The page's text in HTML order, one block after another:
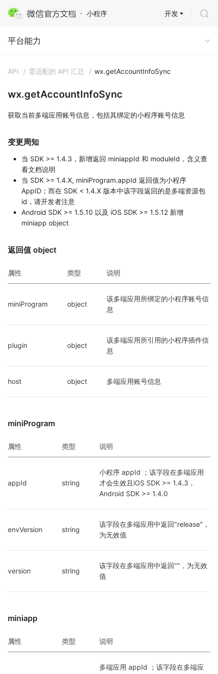
小程序
平台能力 · 多端能力
开发
平台能力
API / 需适配的 API 汇总 / wx.getAccountInfoSync
wx.getAccountInfoSync
获取当前多端应用账号信息，包括其绑定的小程序账号信息
变更周知
当 SDK >= 1.4.3，新增返回 miniappId 和 moduleId，含义查
看文档说明
当 SDK >= 1.4.X, miniProgram.appId 返回值为小程序
AppID；而在 SDK < 1.4.X 版本中该字段返回的是多端资源包
id，请开发者注意
Android SDK >= 1.5.10 以及 iOS SDK >= 1.5.12 新增
miniapp object
返回值 object
属性 类型 说明
miniProgram object
该多端应用所绑定的小程序账号信
息
plugin object
该多端应用所引用的小程序插件信
息
host object 多端应用账号信息
miniProgram
属性 类型 说明
appId string
小程序 appId ；该字段在多端应用
才会生效且iOS SDK >= 1.4.3，
Android SDK >= 1.4.0
envVersion string
该字段在多端应用中返回"release"，
为无效值
version string
该字段在多端应用中返回""，为无效
值
miniapp
属性 类型 说明
多端应用 appId ；该字段在多端应